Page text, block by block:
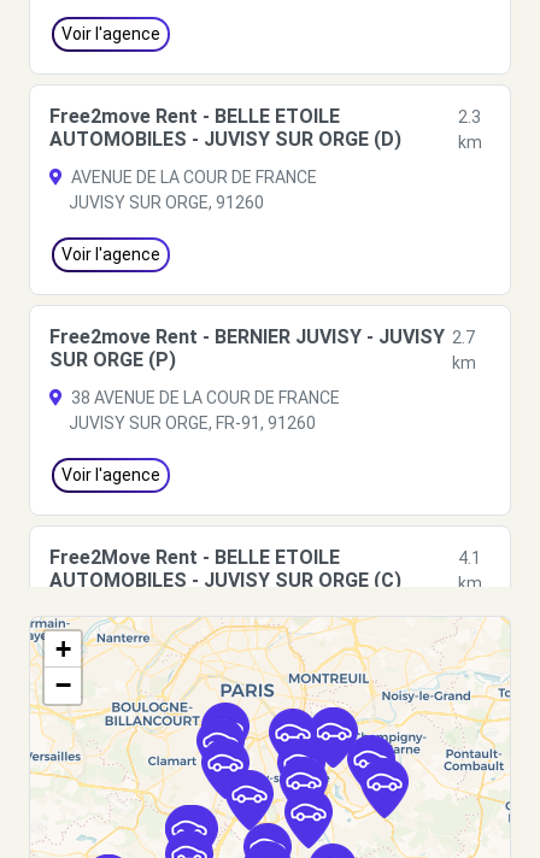
Voir l'agence
Free2move Rent - BELLE ETOILE
AUTOMOBILES - JUVISY SUR ORGE (D)
2.3
km
AVENUE DE LA COUR DE FRANCE
JUVISY SUR ORGE, 91260
Voir l'agence
Free2move Rent - BERNIER JUVISY - JUVISY
SUR ORGE (P)
2.7
km
38 AVENUE DE LA COUR DE FRANCE
JUVISY SUR ORGE, FR-91, 91260
Voir l'agence
Free2Move Rent - BELLE ETOILE
AUTOMOBILES - JUVISY SUR ORGE (C)
4.1
km
5 BOULEVARD DE FONTAINEBLEAU
PARAY VIEILLE POSTE, FR-91, 91550
Voir l'agence
Free2move Rent - GARAGE DU CHATEAU -
SAINTE-GENEVIEVE-DES-BOIS
4.9
km
4 AV DU BOUT DU PLESSIS
+
−